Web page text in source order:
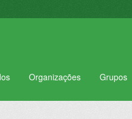
Organizações Grupos